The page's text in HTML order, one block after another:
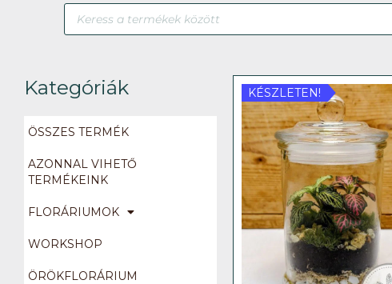
Products
search
Kategóriák
ÖSSZES TERMÉK
AZONNAL VIHETŐ
TERMÉKEINK
FLORÁRIUMOK
WORKSHOP
ÖRÖKFLORÁRIUM
KÉSZLETEN!